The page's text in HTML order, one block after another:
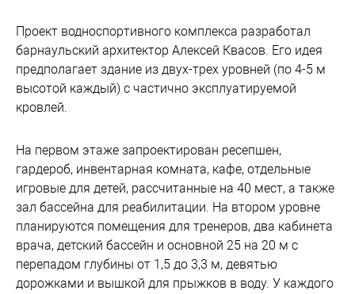
Проект водноспортивного комплекса разработал
барнаульский архитектор Алексей Квасов. Его идея
предполагает здание из двух-трех уровней (по 4-5 м
высотой каждый) с частично эксплуатируемой
кровлей.
На первом этаже запроектирован ресепшен,
гардероб, инвентарная комната, кафе, отдельные
игровые для детей, рассчитанные на 40 мест, а также
зал бассейна для реабилитации. На втором уровне
планируются помещения для тренеров, два кабинета
врача, детский бассейн и основной 25 на 20 м с
перепадом глубины от 1,5 до 3,3 м, девятью
дорожками и вышкой для прыжков в воду. У каждого